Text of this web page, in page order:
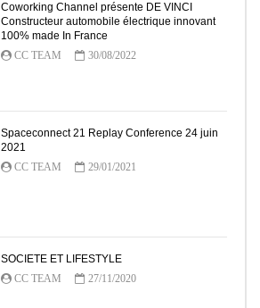
Coworking Channel présente DE VINCI
Constructeur automobile électrique innovant
100% made In France
CC TEAM
30/08/2022
Spaceconnect 21 Replay Conference 24 juin
2021
CC TEAM
29/01/2021
SOCIETE ET LIFESTYLE
CC TEAM
27/11/2020